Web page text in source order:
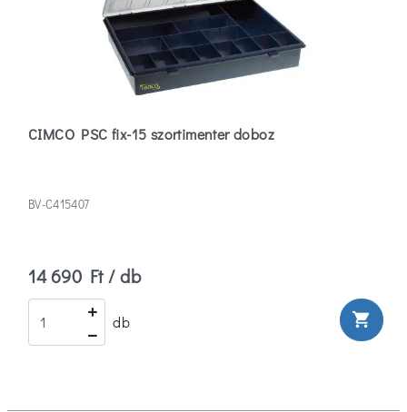
CIMCO PSC fix-15 szortimenter doboz
BV-C415407
14 690 Ft / db
db shopping_cart